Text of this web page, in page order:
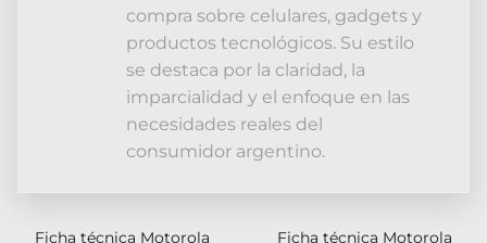
compra sobre celulares, gadgets y
productos tecnológicos. Su estilo
se destaca por la claridad, la
imparcialidad y el enfoque en las
necesidades reales del
consumidor argentino.
Ficha técnica Motorola
Ficha técnica Motorola